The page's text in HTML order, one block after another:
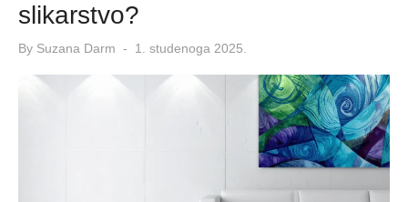
slikarstvo?
By Suzana Darm
Posted
1. studenoga 2025.